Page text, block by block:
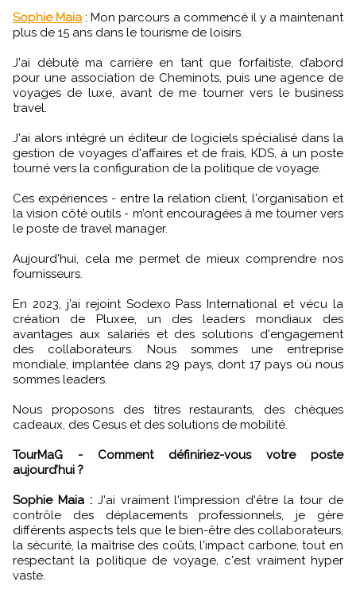
Sophie Maia :Mon parcours a commencé il y a maintenant
plus de 15 ans dans le tourisme de loisirs.
J'ai débuté ma carrière en tant que forfaitiste, d’abord
pour une association de Cheminots, puis une agence de
voyages de luxe, avant de me tourner vers le business
travel.
J'ai alors intégré un éditeur de logiciels spécialisé dans la
gestion de voyages d'affaires et de frais, KDS, à un poste
tourné vers la configuration de la politique de voyage.
Ces expériences - entre la relation client, l'organisation et
la vision côté outils - m’ont encouragées à me tourner vers
le poste de travel manager.
Aujourd'hui, cela me permet de mieux comprendre nos
fournisseurs.
En 2023, j’ai rejoint Sodexo Pass International et vécu la
création de Pluxee, un des leaders mondiaux des
avantages aux salariés et des solutions d'engagement
des collaborateurs. Nous sommes une entreprise
mondiale, implantée dans 29 pays, dont 17 pays où nous
sommes leaders.
Nous proposons des titres restaurants, des chèques
cadeaux, des Cesus et des solutions de mobilité.
TourMaG - Comment définiriez-vous votre poste
aujourd’hui ?
Sophie Maia : J'ai vraiment l'impression d'être la tour de
contrôle des déplacements professionnels, je gère
différents aspects tels que le bien-être des collaborateurs,
la sécurité, la maîtrise des coûts, l'impact carbone, tout en
respectant la politique de voyage, c'est vraiment hyper
vaste.